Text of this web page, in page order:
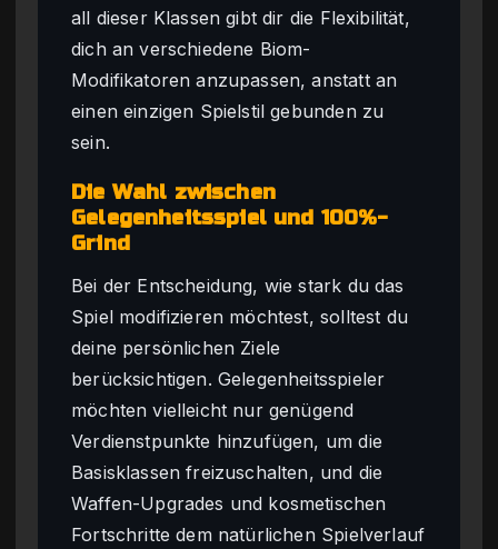
all dieser Klassen gibt dir die Flexibilität,
dich an verschiedene Biom-
Modifikatoren anzupassen, anstatt an
einen einzigen Spielstil gebunden zu
sein.
Die Wahl zwischen
Gelegenheitsspiel und 100%-
Grind
Bei der Entscheidung, wie stark du das
Spiel modifizieren möchtest, solltest du
deine persönlichen Ziele
berücksichtigen. Gelegenheitsspieler
möchten vielleicht nur genügend
Verdienstpunkte hinzufügen, um die
Basisklassen freizuschalten, und die
Waffen-Upgrades und kosmetischen
Fortschritte dem natürlichen Spielverlauf